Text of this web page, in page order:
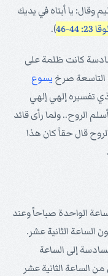
يا أبتاه في يديك
لوقا 23: 44-46 ).
كانت ظلمة على
التاسعة صرخ يسوع
تفسيره إلهي إلهي
الروح.. ولما رأى قائد
قال حقاً كان هذا
الواحدة صباحاً وعند
الساعة الثانية عشر.
إلى الساعة
الساعة الثانية عشر